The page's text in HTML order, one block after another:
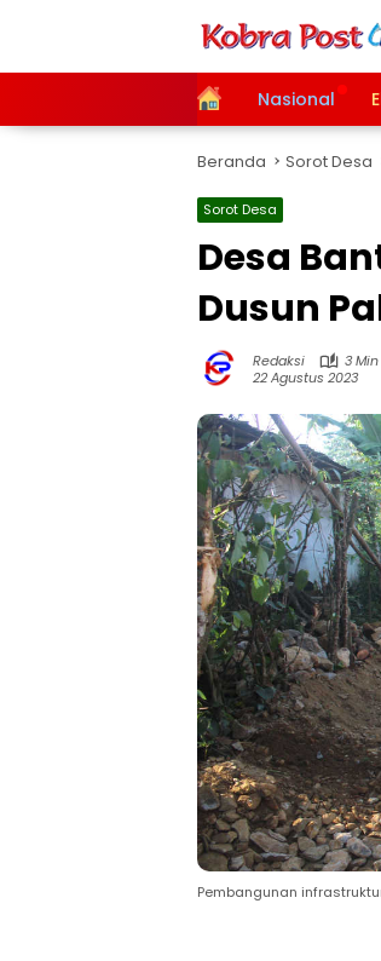
HomeNasional
Beranda Sorot Desa
Sorot Desa
Desa
Dusun
Redaksi
3
22 Agustus 2023
Pembangunan